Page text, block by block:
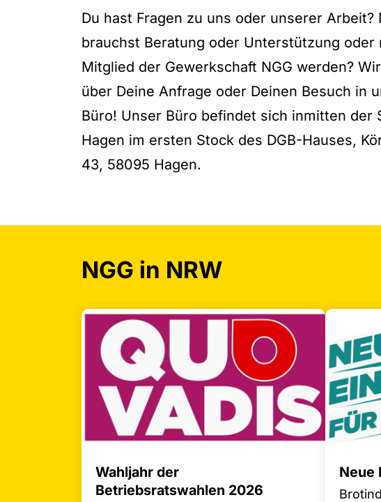
Du hast Fragen zu uns oder unserer Arbeit?
brauchst Beratung oder Unterstützung oder
Mitglied der Gewerkschaft NGG werden?
über Deine Anfrage oder Deinen Besuch in
Büro! Unser Büro befindet sich inmitten der
Hagen im ersten Stock des DGB-Hauses,
43, 58095 Hagen.
NGG in NRW
Wahljahr der
Betriebsratswahlen 2026
Neue